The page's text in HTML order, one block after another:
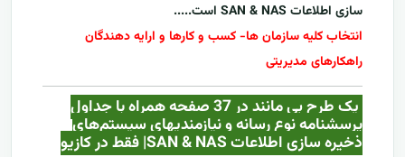
سازی اطلاعات SAN & NAS
است.....
انتخاب کلیه سازمان ها- کسب و کارها و ارایه دهندگان
راهکارهای مدیریتی
یک طرح بی مانند در 37 صفحه همراه با جداول
پرسشنامه نوع رسانه و نیازمندیهای سیستم‌های
ذخیره سازی اطلاعات SAN & NAS| فقط در کازيو